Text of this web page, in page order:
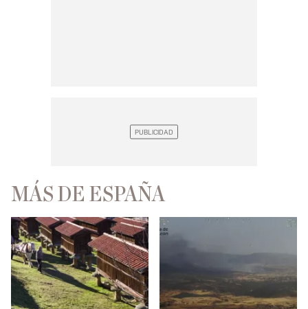
MÁS DE ESPAÑA